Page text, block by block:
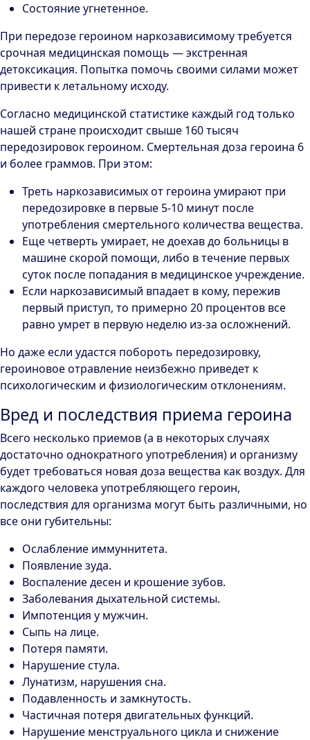
Состояние угнетенное.
При передозе героином наркозависимому требуется
срочная медицинская помощь — экстренная
детоксикация. Попытка помочь своими силами может
привести к летальному исходу.
Согласно медицинской статистике каждый год только
нашей стране происходит свыше 160 тысяч
передозировок героином. Смертельная доза героина 6
и более граммов. При этом:
Треть наркозависимых от героина умирают при
передозировке в первые 5-10 минут после
употребления смертельного количества вещества.
Еще четверть умирает, не доехав до больницы в
машине скорой помощи, либо в течение первых
суток после попадания в медицинское учреждение.
Если наркозависимый впадает в кому, пережив
первый приступ, то примерно 20 процентов все
равно умрет в первую неделю из-за осложнений.
Но даже если удастся побороть передозировку,
героиновое отравление неизбежно приведет к
психологическим и физиологическим отклонениям.
Вред и последствия приема героина
Всего несколько приемов (а в некоторых случаях
достаточно однократного употребления) и организму
будет требоваться новая доза вещества как воздух. Для
каждого человека употребляющего героин,
последствия для организма могут быть различными, но
все они губительны:
Ослабление иммуннитета.
Появление зуда.
Воспаление десен и крошение зубов.
Заболевания дыхательной системы.
Импотенция у мужчин.
Сыпь на лице.
Потеря памяти.
Нарушение стула.
Лунатизм, нарушения сна.
Подавленность и замкнутость.
Частичная потеря двигательных функций.
Нарушение менструального цикла и снижение